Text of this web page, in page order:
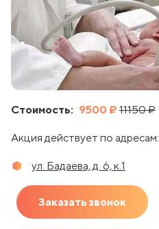
Стоимость: 9500 ₽ 11150 ₽
Акция действует по адресам:
ул. Бадаева, д. 6, к.1
Заказать звонок